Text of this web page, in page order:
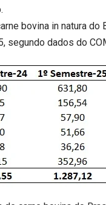
bovina in natura
segundo dados do